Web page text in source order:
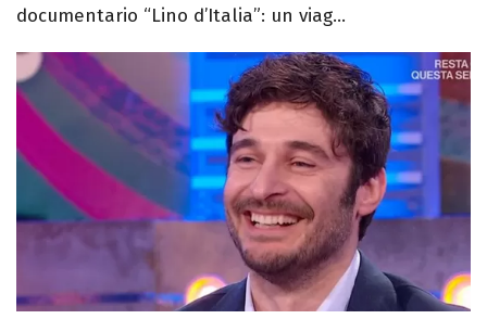
documentario “Lino d’Italia”: un viag...